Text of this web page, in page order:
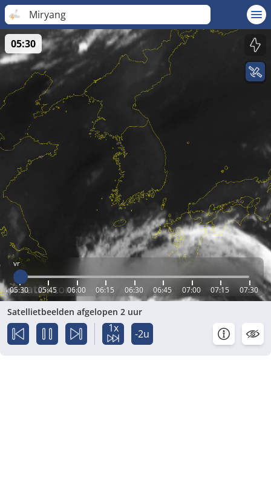
Miryang
vr
05:30 05:45 06:00 06:15 06:30 06:45 07:00 07:15 07:30
05:30
Satellietbeelden afgelopen 2 uur
1x -2u